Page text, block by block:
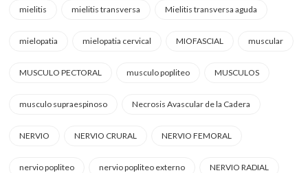
mielitis mielitis transversa Mielitis transversa aguda
mielopatia mielopatia cervical MIOFASCIAL muscular
MUSCULO PECTORAL musculo popliteo MUSCULOS
musculo supraespinoso Necrosis Avascular de la Cadera
NERVIO NERVIO CRURAL NERVIO FEMORAL
nervio popliteo nervio popliteo externo NERVIO RADIAL